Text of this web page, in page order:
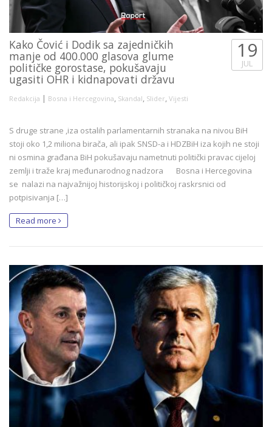
Kako Čović i Dodik sa zajedničkih
manje od 400.000 glasova glume
političke gorostase, pokušavaju
ugasiti OHR i kidnapovati državu
Redakcija | Bosna i Hercegovina, Skandal, Slider, Vijesti
19
JUL
S druge strane ,iza ostalih parlamentarnih stranaka na nivou BiH
stoji oko 1,2 miliona birača, ali ipak SNSD-a i HDZBiH iza kojih ne stoji
ni osmina građana BiH pokušavaju nametnuti politički pravac cijeloj
zemlji i traže kraj međunarodnog nadzora Bosna i Hercegovina
se nalazi na najvažnijoj historijskoj i političkoj raskrsnici od
potpisivanja […]
Read more